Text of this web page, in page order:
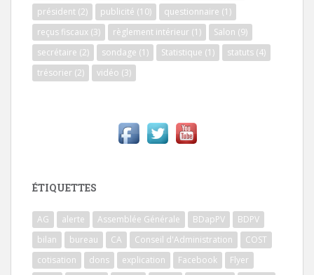
président (2) publicité (10) questionnaire (1)
reçus fiscaux (3) règlement intérieur (1) Salon (9)
secrétaire (2) sondage (1) Statistique (1) statuts (4)
trésorier (2) vidéo (3)
ÉTIQUETTES
AG alerte Assemblée Générale BDapPV
BDPV
bilan
bureau CA Conseil d'Administration
COST
cotisation
dons explication Facebook
Flyer